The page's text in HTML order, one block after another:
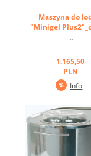
Maszyna do
"Minigel
...
1.165,50
PLN
Info